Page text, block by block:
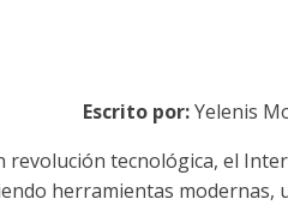
Escrito por:Yelenis
revolución tecnológica, el
herramientas modernas,